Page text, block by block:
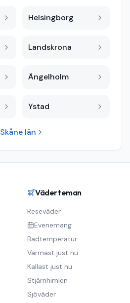
Helsingborg
Landskrona
Ängelholm
Ystad
Skåne län
Väderteman
Reseväder
Evenemang
Badtemperatur
Varmast just nu
Kallast just nu
Stjärnhimlen
Sjöväder